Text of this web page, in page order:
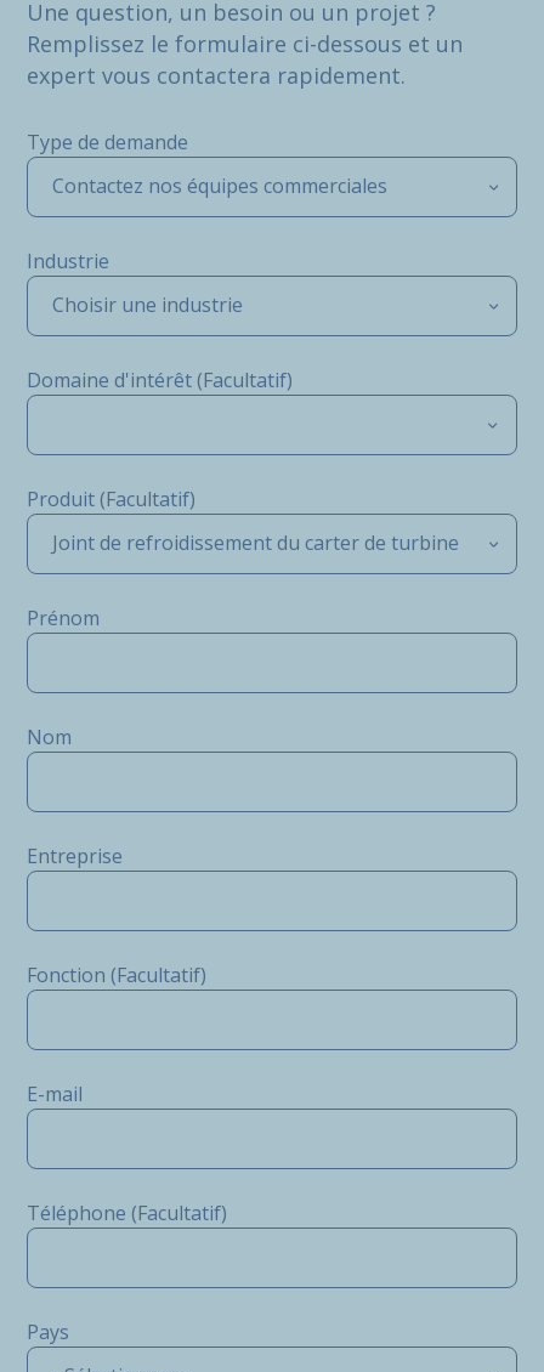
Une question, un besoin ou un projet ?
Remplissez le formulaire ci-dessous et un
expert vous contactera rapidement.
Type de demande
Contactez nos équipes commerciales
Industrie
Choisir une industrie
Domaine d'intérêt (Facultatif)
Produit (Facultatif)
Joint de refroidissement du carter de turbine
Prénom
Nom
Entreprise
Fonction (Facultatif)
E-mail
Téléphone (Facultatif)
Pays